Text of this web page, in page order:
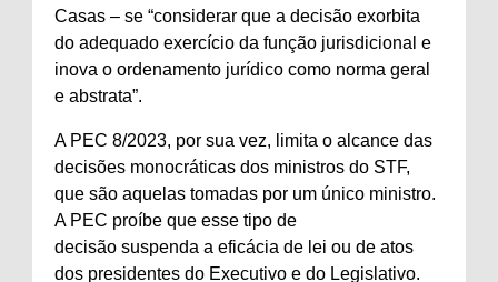
Casas – se “considerar que a decisão exorbita
do adequado exercício da função jurisdicional e
inova o ordenamento jurídico como norma geral
e abstrata”.
A PEC 8/2023, por sua vez, limita o alcance das
decisões monocráticas dos ministros do STF,
que são aquelas tomadas por um único ministro.
A PEC proíbe que esse tipo de
decisão suspenda a eficácia de lei ou de atos
dos presidentes do Executivo e do Legislativo.